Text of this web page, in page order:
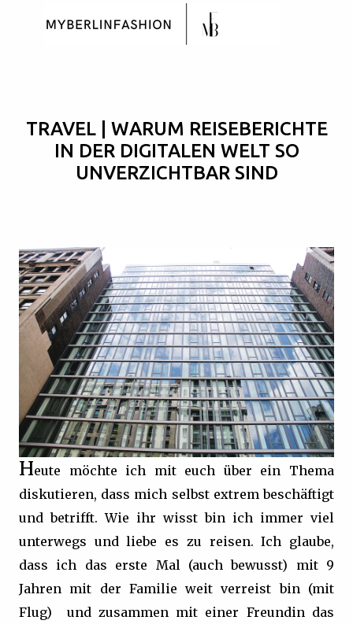
Skip to main content
TRAVEL | WARUM REISEBERICHTE
IN DER DIGITALEN WELT SO
UNVERZICHTBAR SIND
Heute möchte ich mit euch über ein Thema
diskutieren, dass mich selbst extrem beschäftigt
und betrifft. Wie ihr wisst bin ich immer viel
unterwegs und liebe es zu reisen. Ich glaube,
dass ich das erste Mal (auch bewusst) mit 9
Jahren mit der Familie weit verreist bin (mit
Flug) und zusammen mit einer Freundin das